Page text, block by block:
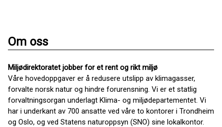
Om oss
Miljødirektoratet jobber for et rent og rikt miljø
Våre hovedoppgaver er å redusere utslipp av klimagasser,
forvalte norsk natur og hindre forurensning. Vi er et statlig
forvaltningsorgan underlagt Klima- og miljødepartementet. Vi
har i underkant av 700 ansatte ved våre to kontorer i Trondheim
og Oslo, og ved Statens naturoppsyn (SNO) sine lokalkontor.